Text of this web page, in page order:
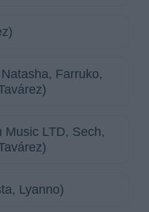
Farruko,
Music LTD, Sech,
Lyanno)